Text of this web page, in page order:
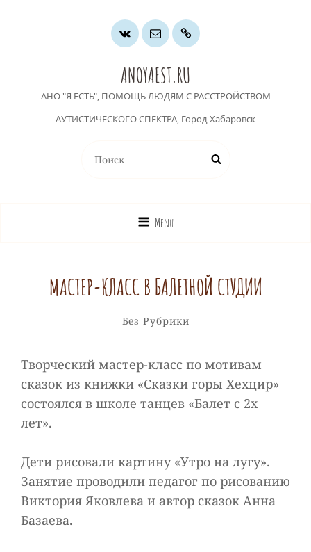
Группа
ВК
ПочтаХочу
помочь
ANOYAEST.RU
АНО "Я ЕСТЬ", ПОМОЩЬ ЛЮДЯМ С РАССТРОЙСТВОМ
АУТИСТИЧЕСКОГО СПЕКТРА, Город Хабаровск
Поиск
Menu
МАСТЕР-КЛАСС В БАЛЕТНОЙ СТУДИИ
Рубрики
Без Рубрики
Творческий мастер-класс по мотивам
сказок из книжки «Сказки горы Хехцир»
состоялся в школе танцев «Балет с 2х
лет».
Дети рисовали картину «Утро на лугу».
Занятие проводили педагог по рисованию
Виктория Яковлева и автор сказок Анна
Базаева.